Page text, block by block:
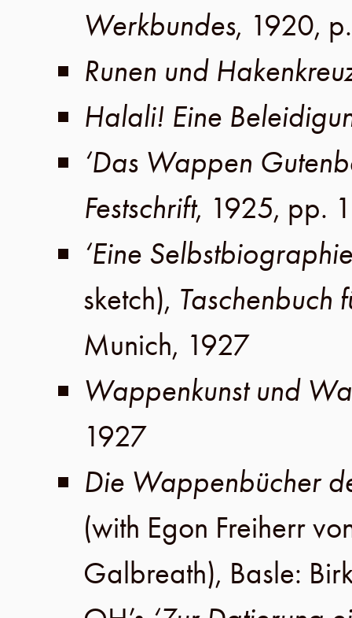
Werkbundes, 1920,
Runen und
Halali! Eine
‘Das Wappen
Festschrift, 1925, pp.
‘Eine
sketch), Taschenbuch
Munich, 1927
Wappenkunst und
1927
Die Wappenbücher
(with Egon Freiherr
Galbreath), Basle: